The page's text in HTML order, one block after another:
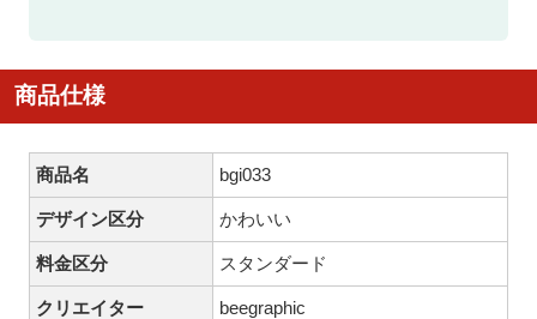
商品仕様
商品名 bgi033
デザイン区分 かわいい
料金区分 スタンダード
クリエイター beegraphic